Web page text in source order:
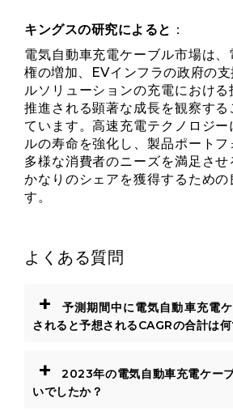
キングスの研究によると ：
電気自動車充電ケーブル市場は
権の増加、EVインフラの政府の
ルソリューションの充電における
推進される顕著な成長を観察する
ています。高速充電テクノロジ
ルの寿命を強化し、製品ポートフ
多様な消費者のニーズを満足さ
かなりのシェアを獲得するための
す。
よくある質問
+
予測期間中に電気自動車充電
されると予想されるCAGRの合計は何
+
2023年の電気自動車充電ケー
いでしたか？